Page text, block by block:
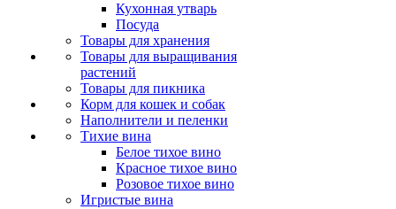
Кухонная утварь
Посуда
Товары для хранения
Товары для выращивания
растений
Товары для пикника
Корм для кошек и собак
Наполнители и пеленки
Тихие вина
Белое тихое вино
Красное тихое вино
Розовое тихое вино
Игристые вина